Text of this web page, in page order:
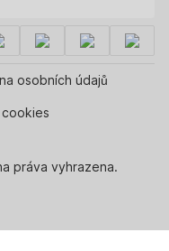
osobních údajů
práva vyhrazena.